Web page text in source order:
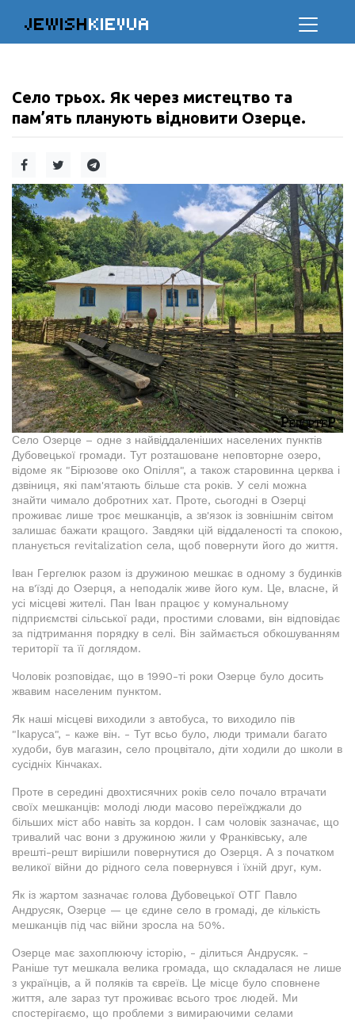
JEWISHKIEVUA
Село трьох. Як через мистецтво та
пам’ять планують відновити Озерце.
Село Озерце – одне з найвіддаленіших населених пунктів
Дубовецької громади. Тут розташоване неповторне озеро,
відоме як "Бірюзове око Опілля", а також старовинна церква і
дзвіниця, які пам'ятають більше ста років. У селі можна
знайти чимало добротних хат. Проте, сьогодні в Озерці
проживає лише троє мешканців, а зв'язок із зовнішнім світом
залишає бажати кращого. Завдяки цій віддаленості та спокою,
планується revitalization села, щоб повернути його до життя.
Іван Гергелюк разом із дружиною мешкає в одному з будинків
на в'їзді до Озерця, а неподалік живе його кум. Це, власне, й
усі місцеві жителі. Пан Іван працює у комунальному
підприємстві сільської ради, простими словами, він відповідає
за підтримання порядку в селі. Він займається обкошуванням
території та її доглядом.
Чоловік розповідає, що в 1990-ті роки Озерце було досить
жвавим населеним пунктом.
Як наші місцеві виходили з автобуса, то виходило пів
"Ікаруса", - каже він. - Тут всьо було, люди тримали багато
худоби, був магазин, село процвітало, діти ходили до школи в
сусідніх Кінчаках.
Проте в середині двохтисячних років село почало втрачати
своїх мешканців: молоді люди масово переїжджали до
більших міст або навіть за кордон. І сам чоловік зазначає, що
тривалий час вони з дружиною жили у Франківську, але
врешті-решт вирішили повернутися до Озерця. А з початком
великої війни до рідного села повернувся і їхній друг, кум.
Як із жартом зазначає голова Дубовецької ОТГ Павло
Андрусяк, Озерце — це єдине село в громаді, де кількість
мешканців під час війни зросла на 50%.
Озерце має захоплюючу історію, - ділиться Андрусяк. -
Раніше тут мешкала велика громада, що складалася не лише
з українців, а й поляків та євреїв. Це місце було сповнене
життя, але зараз тут проживає всього троє людей. Ми
спостерігаємо, що проблеми з вимираючими селами